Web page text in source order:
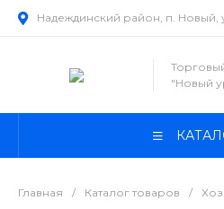
Надеждинский район, п. Новый,
"Новый
Главная / Каталог товаров /